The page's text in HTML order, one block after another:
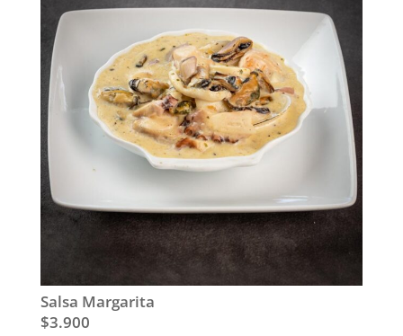
Salsa Margarita
$3.900